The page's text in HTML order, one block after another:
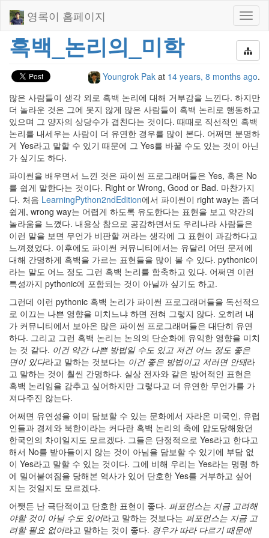
영록이 홈페이지
흑백_논리의_미학
Youngrok Pak at 14 years, 8 months ago.
많은 사람들이 생각 외로 흑백 논리에 대해 거부감을 느낀다. 하지만
더 놀라운 것은 그에 못지 않게 많은 사람들이 흑백 논리로 행동하고
있으며 그 양자의 상당수가 겹친다는 것이다. 때때로 직선적인 흑백
논리를 내세우는 사람이 더 유연한 경우를 많이 본다. 어쩌면 분명하
게 Yes라고 말할 수 있기 때문에 그 Yes를 바꿀 수도 있는 것이 아닌
가 싶기도 하다.
파이썬을 배우면서 느낀 것은 파이썬 프로그래머들은 Yes, 혹은 No
를 쉽게 말한다는 것이다. Right or Wrong, Good or Bad. 마찬가지
다. 처음 LearningPython2ndEdition에서 파이썬이 right way는 좀더
쉽게, wrong way는 어렵게 하도록 유도한다는 표현을 보고 약간의
놀라움을 느꼈다. 내용상 참으로 공감하면서도 우리나라 사람들은
이런 말을 보면 무언가 비판할 꺼라는 생각에 그 표현이 과감하다고
느껴졌었다. 이후에도 파이썬 커뮤니티에서는 유달리 어떤 문제에
대해 간명하게 흑백을 가르는 표현들을 많이 볼 수 있다. pythonic이
라는 말도 어느 정도 그런 흑백 논리를 함축하고 있다. 어쩌면 이런
특성까지 pythonic에 포함되는 것이 아닐까 싶기도 하고.
그런데 이런 pythonic 흑백 논리가 파이썬 프로그래머들을 독선적으
로 이끄는 나쁜 영향을 미치느냐 하면 전혀 그렇지 않다. 오히려 내
가 커뮤니티에서 보아온 많은 파이썬 프로그래머들은 대단히 유연
하다. 그리고 그런 흑백 논리는 논의의 단순화에 유익한 영향을 미치
는 것 같다. 이건 약간 나쁜 방법일 수도 있고 저건 어느 정도 좋은
면이 있다라고 말하는 것보다는 이건 좋은 방법이고 저러면 안돼라
고 말하는 것이 훨씬 간명하다. 실상 전자와 같은 방어적인 표현은
흑백 논리임을 감추고 싶어하지만 그렇다고 더 유연한 무언가를 가
져다주진 않는다.
어쩌면 유연성을 이미 담보할 수 있는 문화에서 자라온 미국인, 유럽
인들과 경제와 북한이라는 커다란 흑백 논리의 축에 압도당해왔던
한국인의 차이일지도 모르겠다. 그들은 단정적으로 Yes라고 한다고
해서 No를 받아들이지 않는 것이 아님을 담보할 수 있기에 부담 없
이 Yes라고 말할 수 있는 것이다. 그에 비해 우리는 Yes라는 명령 하
에 밀어붙여짐을 당해본 역사가 있어 단호한 Yes를 거부하고 싶어
지는 것일지도 모르겠다.
어쨋든 난 극단적이고 단호한 표현이 좋다. 퍼포먼스는 지금 고려해
야할 것이 아닐 수도 있어라고 말하는 것보다는 퍼포먼스는 지금 고
려할 필요 없어라고 말하는 것이 좋다. 경우가 따라 다르기 때문에